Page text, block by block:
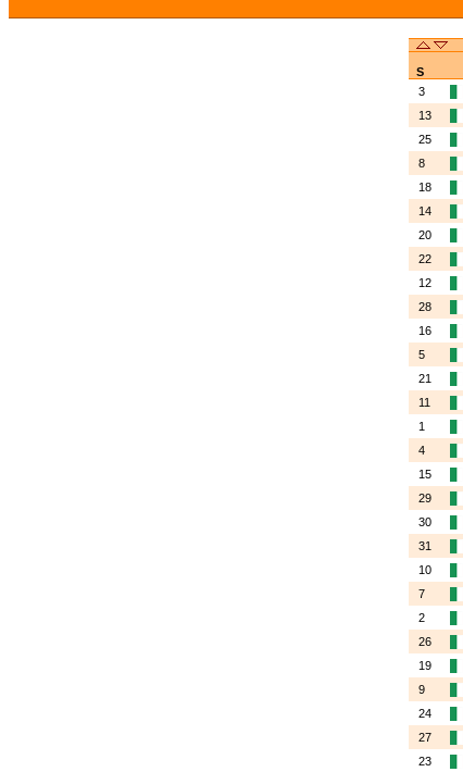
S
3
13
25
8
18
14
20
22
12
28
16
5
21
11
1
4
15
29
30
31
10
7
2
26
19
9
24
27
23